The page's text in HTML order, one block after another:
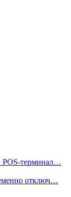
POS-терминал…
отключ…